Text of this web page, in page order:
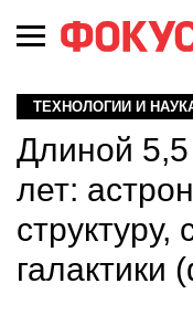
ТЕХНОЛОГИИ И
Длиной
лет:
галактики